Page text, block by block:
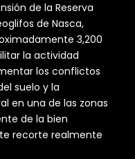
de la Reserva
de Nasca,
3,200
la actividad
los conflictos
suelo y la
en una de las zonas
de la bien
recorte realmente